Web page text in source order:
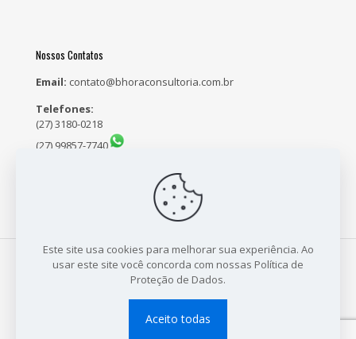
Nossos Contatos
Email: contato@bhoraconsultoria.com.br
Telefones:
(27) 3180-0218
(27) 99857-7740
© 2021 B Hora Consultoria - CNPJ: 23.704.718/0001-64 - Site
Desenvolvido por:Sales Publicidade
Este site usa cookies para melhorar sua experiência. Ao
usar este site você concorda com nossas Política de
Proteção de Dados.
Aceito todas